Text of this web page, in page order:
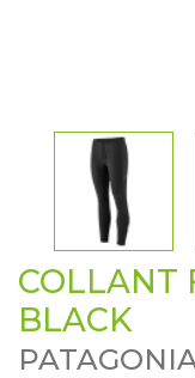
COLLANT
BLACK